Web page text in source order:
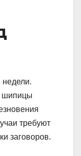
недели.
шипицы
требуют
заговоров.